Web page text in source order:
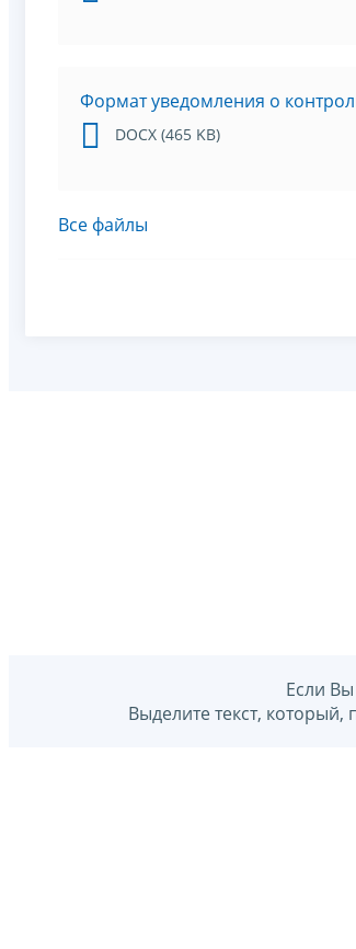
Формат уведомления о
DOCX (465 KB)
Все файлы
Если
Выделите текст,